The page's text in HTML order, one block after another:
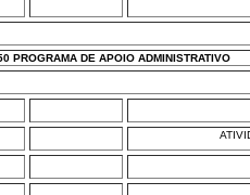
PROGRAMA DE APOIO ADMINISTRATIVO